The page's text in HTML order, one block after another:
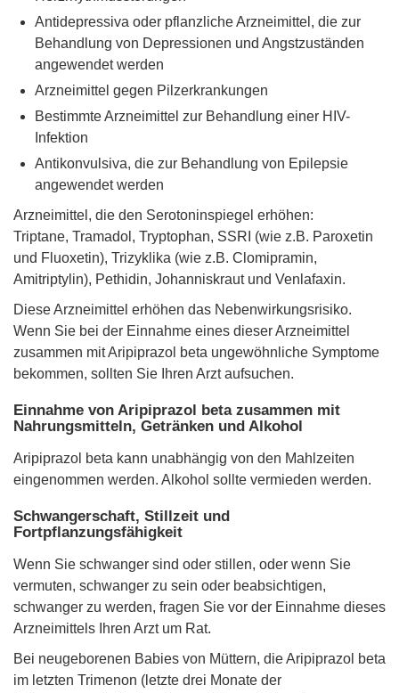
Antidepressiva oder pflanzliche Arzneimittel, die zur
Behandlung von Depressionen und Angstzuständen
angewendet werden
Arzneimittel gegen Pilzerkrankungen
Bestimmte Arzneimittel zur Behandlung einer HIV-
Infektion
Antikonvulsiva, die zur Behandlung von Epilepsie
angewendet werden
Arzneimittel, die den Serotoninspiegel erhöhen:
Triptane, Tramadol, Tryptophan, SSRI (wie z.B. Paroxetin
und Fluoxetin), Trizyklika (wie z.B. Clomipramin,
Amitriptylin), Pethidin, Johanniskraut und Venlafaxin.
Diese Arzneimittel erhöhen das Nebenwirkungsrisiko.
Wenn Sie bei der Einnahme eines dieser Arzneimittel
zusammen mit Aripiprazol beta ungewöhnliche Symptome
bekommen, sollten Sie Ihren Arzt aufsuchen.
Einnahme von Aripiprazol beta zusammen mit
Nahrungsmitteln, Getränken und Alkohol
Aripiprazol beta kann unabhängig von den Mahlzeiten
eingenommen werden. Alkohol sollte vermieden werden.
Schwangerschaft, Stillzeit und
Fortpflanzungsfähigkeit
Wenn Sie schwanger sind oder stillen, oder wenn Sie
vermuten, schwanger zu sein oder beabsichtigen,
schwanger zu werden, fragen Sie vor der Einnahme dieses
Arzneimittels Ihren Arzt um Rat.
Bei neugeborenen Babies von Müttern, die Aripiprazol beta
im letzten Trimenon (letzte drei Monate der